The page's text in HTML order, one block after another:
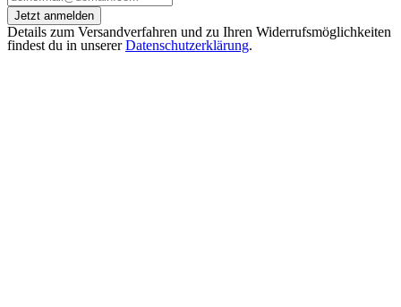
Jetzt anmelden
Details zum Versandverfahren und zu Ihren Widerrufsmöglichkeiten
findest du in unsererDatenschutzerklärung.